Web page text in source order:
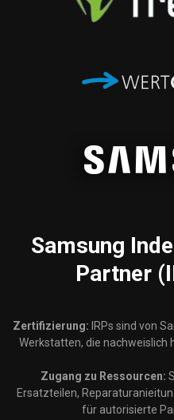
Samsung
Partner
Zertifizierung: IRPs sind von
Werkstatten, die nachweislich
Zugang zu Ressourcen:
Ersatzteilen,
für autorisierte